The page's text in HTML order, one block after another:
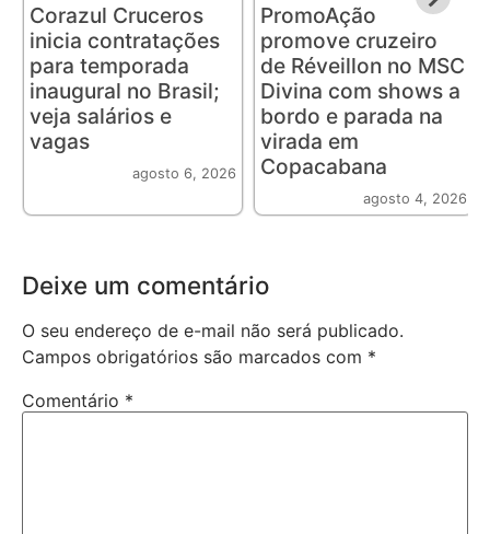
Corazul Cruceros
inicia contratações
para temporada
inaugural no Brasil;
veja salários e
vagas
agosto 6, 2026
PromoAção
promove cruzeiro
de Réveillon no MSC
Divina com shows a
bordo e parada na
virada em
Copacabana
agosto 4, 2026
Deixe um comentário
O seu endereço de e-mail não será publicado.
Campos obrigatórios são marcados com *
Comentário *